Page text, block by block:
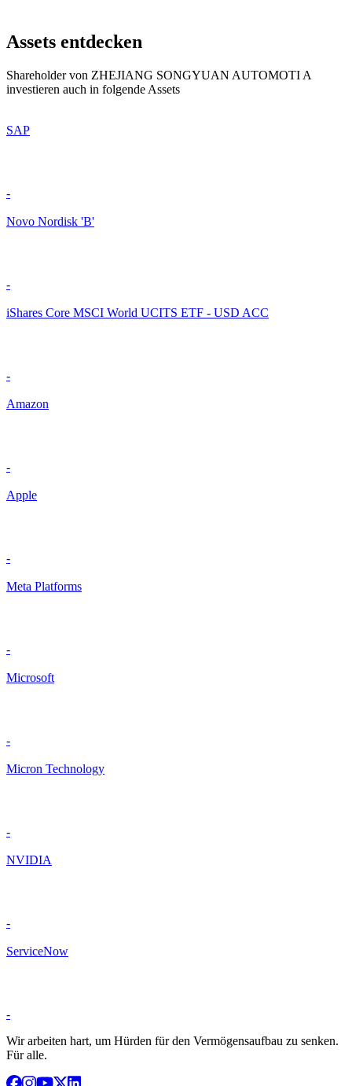
Assets entdecken
Shareholder von ZHEJIANG SONGYUAN AUTOMOTI A
investieren auch in folgende Assets
SAP
-
Novo Nordisk 'B'
-
iShares Core MSCI World UCITS ETF - USD ACC
-
Amazon
-
Apple
-
Meta Platforms
-
Microsoft
-
Micron Technology
-
NVIDIA
-
ServiceNow
-
Wir arbeiten hart, um Hürden für den Vermögensaufbau zu senken.
Für alle.